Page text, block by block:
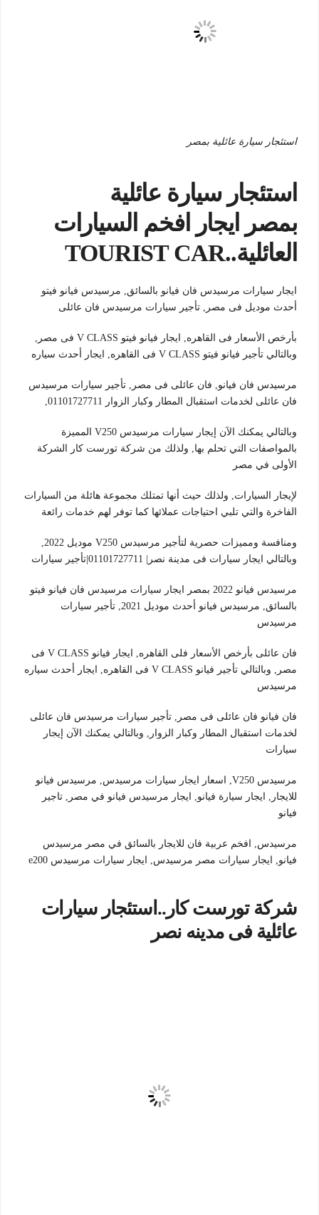
استئجار سيارة عائلية بمصر
استئجار سيارة عائلية
بمصر ايجار افخم السيارات
العائلية..TOURIST CAR
ايجار سيارات مرسيدس فان فيانو بالسائق, مرسيدس فيانو فيتو
أحدث موديل فى مصر, تأجير سيارات مرسيدس فان عائلى
بأرخص الأسعار فى القاهره, ايجار فيانو فيتو V CLASS فى مصر,
وبالتالي تأجير فيانو فيتو V CLASS فى القاهره, ايجار أحدث سياره
مرسيدس فان فيانو, فان عائلى فى مصر, تأجير سيارات مرسيدس
فان عائلى لخدمات استقبال المطار وكبار الزوار 01101727711,
وبالتالي يمكنك الآن إيجار سيارات مرسيدس V250 المميزة
بالمواصفات التي تحلم بها, ولذلك من شركة تورست كار الشركة
الأولى في مصر
لإيجار السيارات, ولذلك حيث أنها تمتلك مجموعة هائلة من السيارات
الفاخرة والتي تلبي احتياجات عملائها كما توفر لهم خدمات رائعة
ومنافسة ومميزات حصرية لتأجير مرسيدس V250 موديل 2022,
وبالتالي ايجار سيارات فى مدينة نصر| 01101727711|تأجير سيارات
مرسيدس فيانو 2022 بمصر ايجار سيارات مرسيدس فان فيانو فيتو
بالسائق, مرسيدس فيانو أحدث موديل 2021, تأجير سيارات
مرسيدس
فان عائلى بأرخص الأسعار فلى القاهره, ايجار فيانو V CLASS فى
مصر, وبالتالي تأجير فيانو V CLASS فى القاهره, ايجار أحدث سياره
مرسيدس
فان فيانو فان عائلى فى مصر, تأجير سيارات مرسيدس فان عائلى
لخدمات استقبال المطار وكبار الزوار, وبالتالي يمكنك الآن إيجار
سيارات
مرسيدس V250, اسعار ايجار سيارات مرسيدس, مرسيدس فيانو
للايجار, ايجار سيارة فيانو, ايجار مرسيدس فيانو في مصر, تاجير
فيانو
مرسيدس, افخم عربية فان للايجار بالسائق في مصر مرسيدس
فيانو, ايجار سيارات مصر مرسيدس, ايجار سيارات مرسيدس e200
شركة تورست كار..استئجار سيارات
عائلية فى مدينه نصر